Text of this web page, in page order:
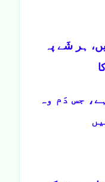
ہر شَے پہ
جس دَم وہ